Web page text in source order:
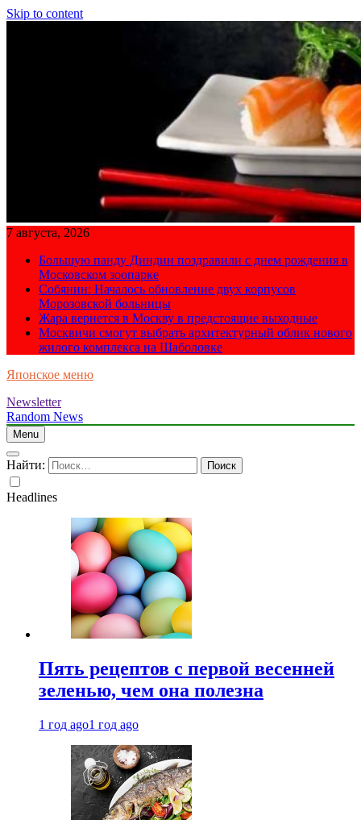
Skip to content
7 августа, 2026
Большую панду Диндин поздравили с днем рождения в
Московском зоопарке
Собянин: Началось обновление двух корпусов
Морозовской больницы
Жара вернется в Москву в предстоящие выходные
Москвичи смогут выбрать архитектурный облик нового
жилого комплекса на Шаболовке
Японское меню
Newsletter
Random News
Menu
Найти:
Headlines
Пять рецептов с первой весенней
зеленью, чем она полезна
1 год ago1 год ago